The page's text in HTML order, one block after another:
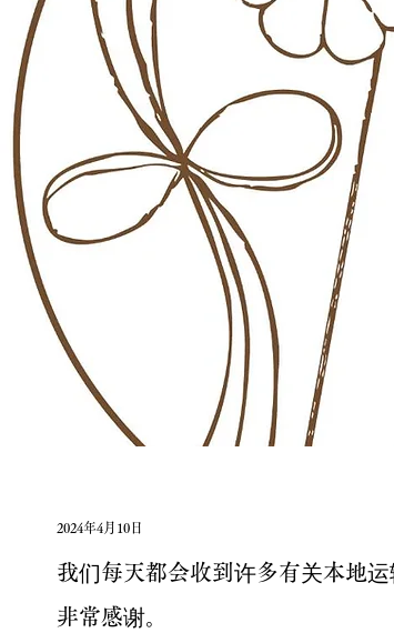
2024年4月10日
我们每天都会收到许多有关本地运
非常感谢。